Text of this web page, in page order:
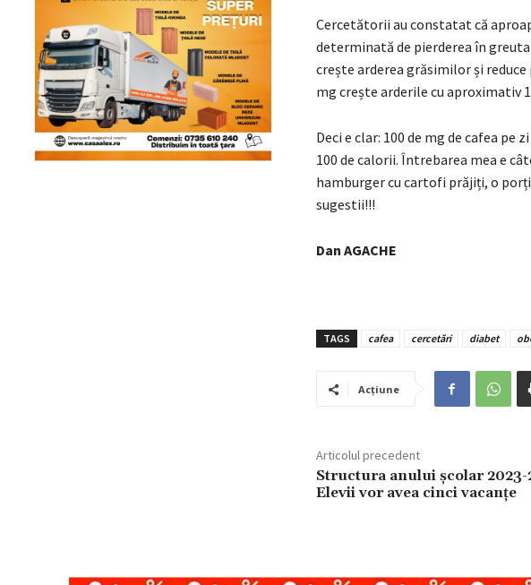
Cercetătorii au constatat că
determinată de pierderea în
crește arderea grăsimilor și
mg crește arderile cu aproximativ
Deci e clar: 100 de mg de cafea pe
100 de calorii. Întrebarea mea e
hamburger cu cartofi prăjiți, o
sugestii!!!
Dan AGACHE
TAGS cafea cercetări diabet
Acțiune
Articolul precedent
Structura anului școlar 2023-
Elevii vor avea cinci vacanțe